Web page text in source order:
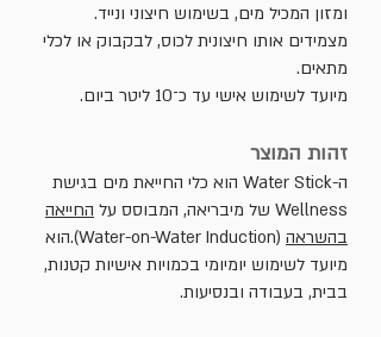
ומזון המכיל מים, בשימוש חיצוני ונייד.
מצמידים אותו חיצונית לכוס, לבקבוק או לכלי
מתאים.
מיועד לשימוש אישי עד כ־10 ליטר ביום.
זהות המוצר
​ה-Water Stick הוא כלי החייאת מים בגישת
Wellness של מיבריאה, המבוסס על
החייאה
בהשראה
(Water-on-Water Induction).הוא
מיועד לשימוש יומיומי בכמויות אישיות קטנות,
בבית, בעבודה ובנסיעות.